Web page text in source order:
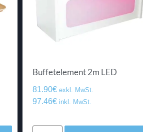
Buffetelement 2m LED
81.90€ exkl. MwSt.
97.46€ inkl. MwSt.